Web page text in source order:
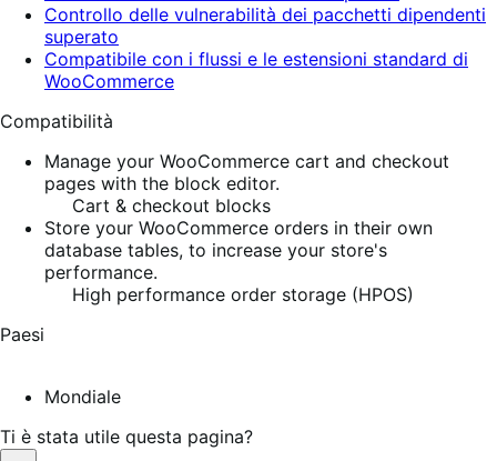
Controllo delle vulnerabilità dei pacchetti dipendenti
superato
Compatibile con i flussi e le estensioni standard di
WooCommerce
Compatibilità
Manage your WooCommerce cart and checkout
pages with the block editor.
Cart & checkout blocks
Store your WooCommerce orders in their own
database tables, to increase your store's
performance.
High performance order storage (HPOS)
Paesi
Mondiale
Ti è stata utile questa pagina?